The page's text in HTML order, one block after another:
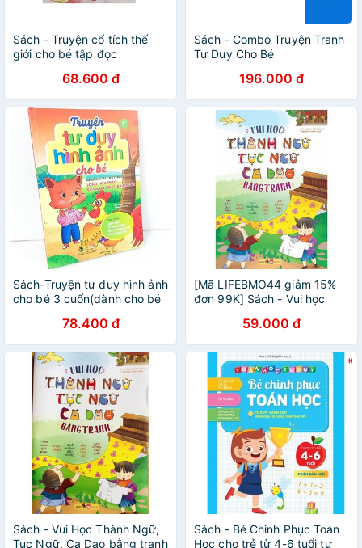
Sách - Truyện cổ tích thế
giới cho bé tập đọc
68.600 đ
Sách - Combo Truyện Tranh
Tư Duy Cho Bé
196.000 đ
Sách-Truyện tư duy hình ảnh
cho bé 3 cuốn(dành cho bé
78.400 đ
[Mã LIFEBMO44 giảm 15%
đơn 99K] Sách - Vui học
Bằng Tranh59.000 đ
Sách - Vui Học Thành Ngữ,
Tục Ngữ, Ca Dao bằng tranh
Sách - Bé Chinh Phục Toán
Học cho trẻ từ 4-6 tuổi tư